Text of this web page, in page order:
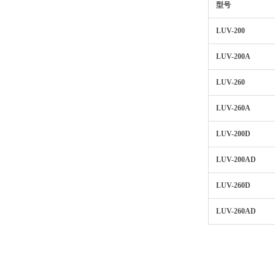
型号
LUV-200
LUV-200A
LUV-260
LUV-260A
LUV-200D
LUV-200AD
LUV-260D
LUV-260AD